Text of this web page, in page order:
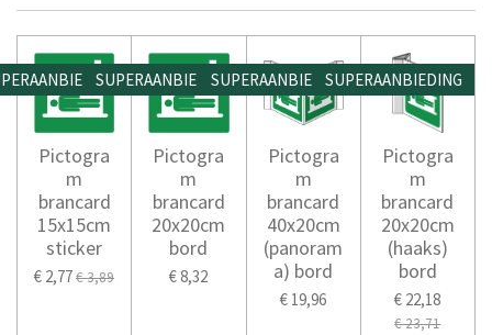
Pictogra
m
brancard
15x15cm
sticker
€ 2,77€ 3,89
SUPERAANBIEDING
Pictogra
m
brancard
20x20cm
bord
€ 8,32
SUPERAANBIEDING
Pictogra
m
brancard
40x20cm
(panoram
a) bord
€ 19,96
SUPERAANBIEDING
Pictogra
m
brancard
20x20cm
(haaks)
bord
€ 22,18
€ 23,71